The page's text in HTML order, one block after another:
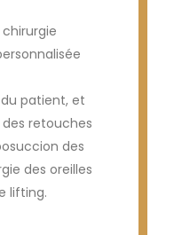
patient, et
retouches
des
des oreilles
lifting.